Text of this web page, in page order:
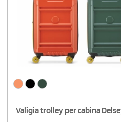
Valigia trolley per cabina